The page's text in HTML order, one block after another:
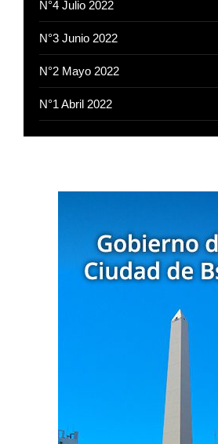
N°4 Julio 2022
N°3 Junio 2022
N°2 Mayo 2022
N°1 Abril 2022